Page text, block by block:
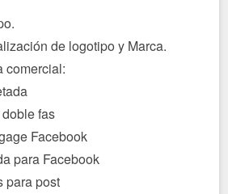
de logotipo y Marca.
comercial:
fas
Facebook
para Facebook
para post